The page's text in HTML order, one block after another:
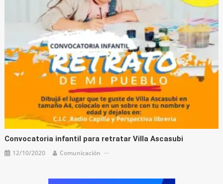
Convocatoria infantil para retratar Villa Ascasubi
12/10/2020 Comunicación